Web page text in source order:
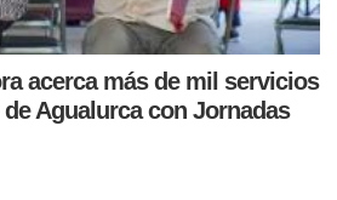
acerca más de mil servicios
Agualurca con Jornadas